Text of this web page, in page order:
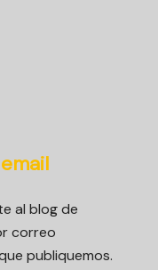
al blog de
correo
publiquemos.